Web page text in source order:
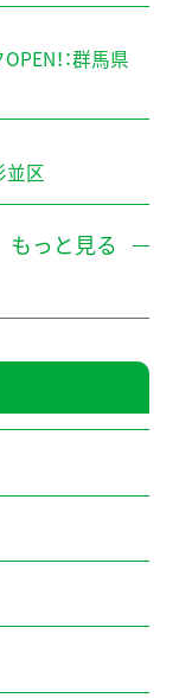
！：群馬県
並区
もっと見る